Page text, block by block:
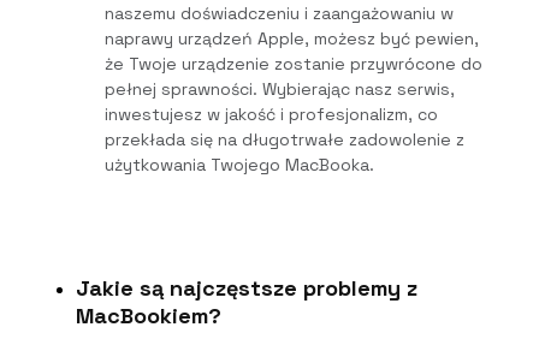
naszemu doświadczeniu i zaangażowaniu w
naprawy urządzeń Apple, możesz być pewien,
że Twoje urządzenie zostanie przywrócone do
pełnej sprawności. Wybierając nasz serwis,
inwestujesz w jakość i profesjonalizm, co
przekłada się na długotrwałe zadowolenie z
użytkowania Twojego MacBooka.
Jakie są najczęstsze problemy z
MacBookiem?